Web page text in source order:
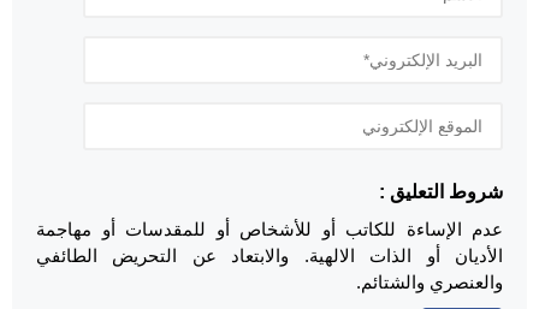
شروط التعليق :
عدم الإساءة للكاتب أو للأشخاص أو للمقدسات أو مهاجمة
الأديان أو الذات الالهية. والابتعاد عن التحريض الطائفي
والعنصري والشتائم.